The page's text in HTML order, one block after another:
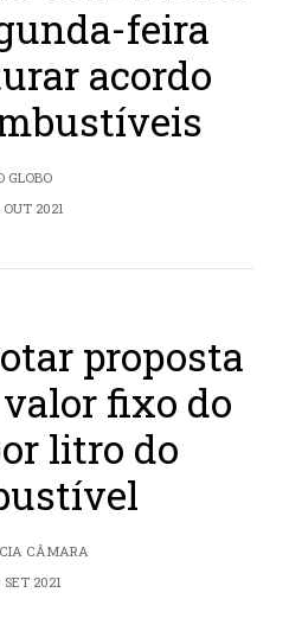
feira
acordo
GLOBO
OUT 2021
proposta
fixo do
litro do
CÂMARA
SET 2021